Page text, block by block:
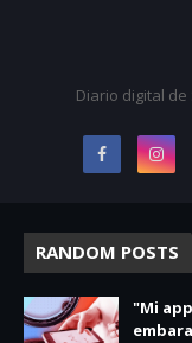
Diario digital de
RANDOM POSTS
"Mi